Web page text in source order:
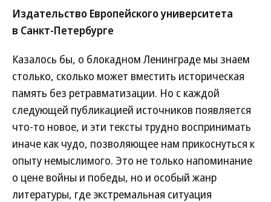
Издательство Европейского университета
в Санкт-Петербурге
Казалось бы, о блокадном Ленинграде мы знаем
столько, сколько может вместить историческая
память без ретравматизации. Но с каждой
следующей публикацией источников появляется
что-то новое, и эти тексты трудно воспринимать
иначе как чудо, позволяющее нам прикоснуться к
опыту немыслимого. Это не только напоминание
о цене войны и победы, но и особый жанр
литературы, где экстремальная ситуация